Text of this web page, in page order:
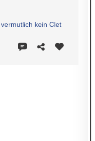
kein Clet